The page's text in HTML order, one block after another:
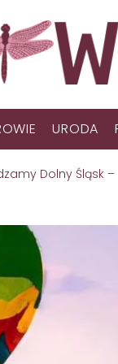
URODA
Dolny Śląsk